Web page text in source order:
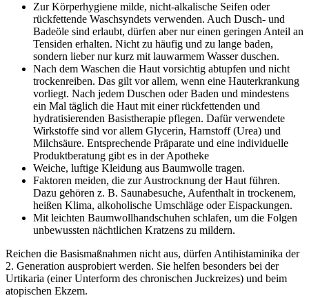
Zur Körperhygiene milde, nicht-alkalische Seifen oder
rückfettende Waschsyndets verwenden. Auch Dusch- und
Badeöle sind erlaubt, dürfen aber nur einen geringen Anteil an
Tensiden erhalten. Nicht zu häufig und zu lange baden,
sondern lieber nur kurz mit lauwarmem Wasser duschen.
Nach dem Waschen die Haut vorsichtig abtupfen und nicht
trockenreiben. Das gilt vor allem, wenn eine Hauterkrankung
vorliegt. Nach jedem Duschen oder Baden und mindestens
ein Mal täglich die Haut mit einer rückfettenden und
hydratisierenden Basistherapie pflegen. Dafür verwendete
Wirkstoffe sind vor allem Glycerin, Harnstoff (Urea) und
Milchsäure. Entsprechende Präparate und eine individuelle
Produktberatung gibt es in der Apotheke
Weiche, luftige Kleidung aus Baumwolle tragen.
Faktoren meiden, die zur Austrocknung der Haut führen.
Dazu gehören z. B. Saunabesuche, Aufenthalt in trockenem,
heißen Klima, alkoholische Umschläge oder Eispackungen.
Mit leichten Baumwollhandschuhen schlafen, um die Folgen
unbewussten nächtlichen Kratzens zu mildern.
Reichen die Basismaßnahmen nicht aus, dürfen Antihistaminika der
2. Generation ausprobiert werden. Sie helfen besonders bei der
Urtikaria (einer Unterform des chronischen Juckreizes) und beim
atopischen Ekzem.